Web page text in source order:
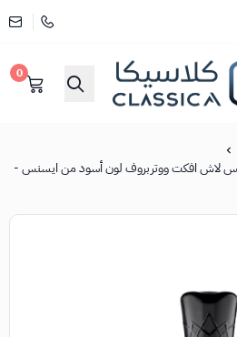
0
لاش افكت ووتربروف لون أسود من ايسنس -